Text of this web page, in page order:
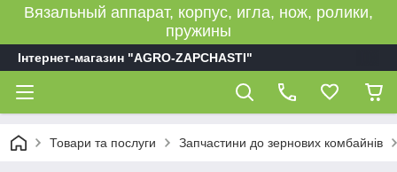
Вязальный аппарат, корпус, игла, нож, ролики,
пружины
Інтернет-магазин "AGRO-ZAPCHASTI"
Товари та послуги Запчастини до зернових комбайнів